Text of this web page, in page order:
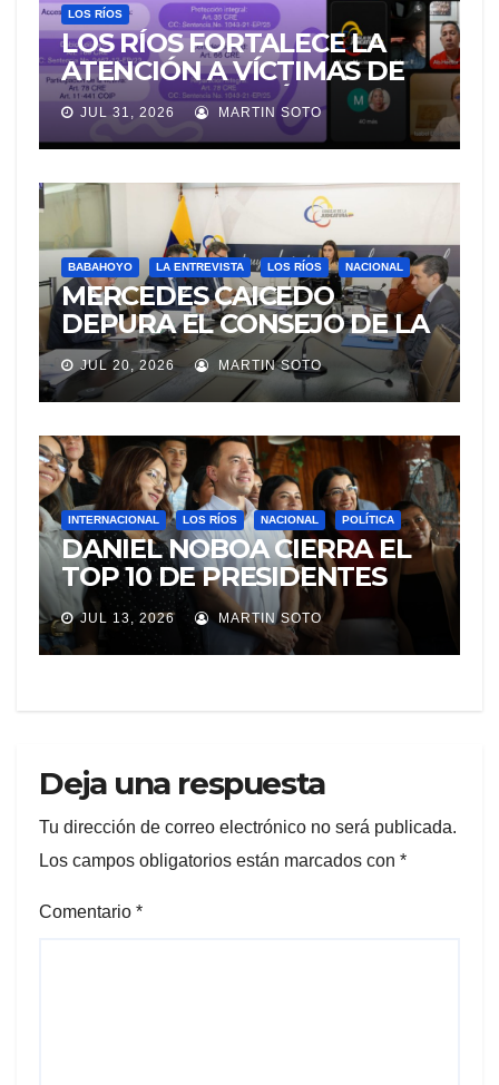
LOS RÍOS
LOS RÍOS FORTALECE LA
ATENCIÓN A VÍCTIMAS DE
VIOLENCIA DE GÉNERO
PARA EVITAR LA
REVICTIMIZACIÓN
JUL 31, 2026 MARTIN SOTO
BABAHOYO LA ENTREVISTA LOS RÍOS NACIONAL
MERCEDES CAICEDO
DEPURA EL CONSEJO DE LA
JUDICATURA
JUL 20, 2026 MARTIN SOTO
INTERNACIONAL LOS RÍOS NACIONAL POLÍTICA
DANIEL NOBOA CIERRA EL
TOP 10 DE PRESIDENTES
CON MEJOR IMAGEN EN
AMÉRICA LATINA
JUL 13, 2026 MARTIN SOTO
Deja una respuesta
Tu dirección de correo electrónico no será publicada.
Los campos obligatorios están marcados con *
Comentario *